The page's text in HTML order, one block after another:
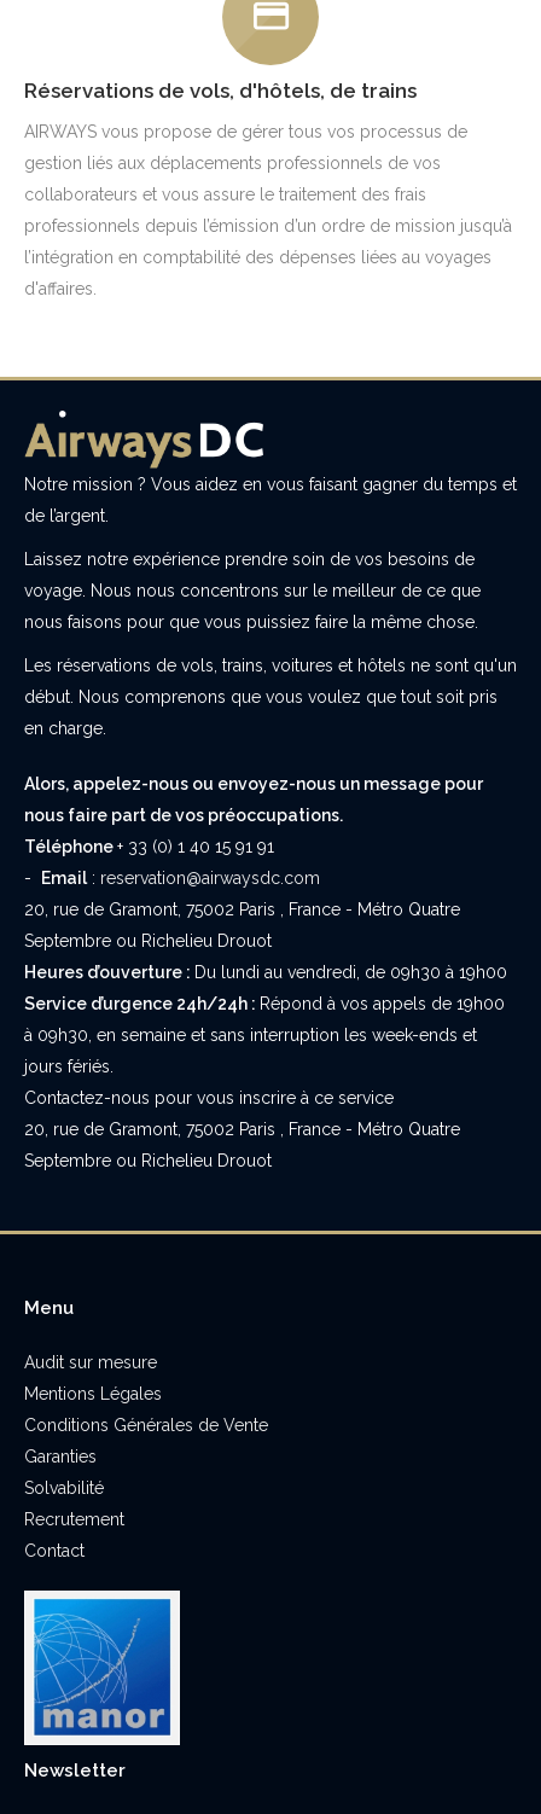
Réservations de vols, d'hôtels, de trains
AIRWAYS vous propose de gérer tous vos processus de
gestion liés aux déplacements professionnels de vos
collaborateurs et vous assure le traitement des frais
professionnels depuis l’émission d’un ordre de mission jusqu’à
l’intégration en comptabilité des dépenses liées au voyages
d'affaires.
Notre mission ? Vous aidez en vous faisant gagner du temps et
de l’argent.
Laissez notre expérience prendre soin de vos besoins de
voyage. Nous nous concentrons sur le meilleur de ce que
nous faisons pour que vous puissiez faire la même chose.
Les réservations de vols, trains, voitures et hôtels ne sont qu'un
début. Nous comprenons que vous voulez que tout soit pris
en charge.
Alors, appelez-nous ou envoyez-nous un message pour
nous faire part de vos préoccupations.
Téléphone+ 33 (0) 1 40 15 91 91
-
Email: reservation@airwaysdc.com
20, rue de Gramont, 75002 Paris , France - Métro Quatre
Septembre ou Richelieu Drouot
Heures d’ouverture : Du lundi au vendredi, de 09h30 à 19h00
Service d’urgence 24h/24h : Répond à vos appels de 19h00
à 09h30, en semaine et sans interruption les week-ends et
jours fériés.
Contactez-nous pour vous inscrire à ce service
20, rue de Gramont, 75002 Paris , France - Métro Quatre
Septembre ou Richelieu Drouot
Menu
Audit sur mesure
Mentions Légales
Conditions Générales de Vente
Garanties
Solvabilité
Recrutement
Contact
Newsletter